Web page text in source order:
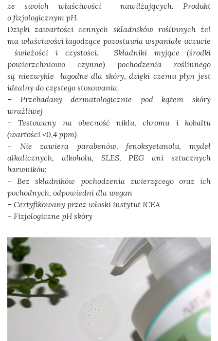
ze swoich właściwości nawilżających. Produkt
o fizjologicznym pH.
Dzięki zawartości cennych składników roślinnych żel
ma właściwości łagodzące pozostawia wspaniałe uczucie
świeżości i czystości. Składniki myjące (środki
powierzchniowo czynne) pochodzenia roślinnego
są niezwykle łagodne dla skóry, dzięki czemu płyn jest
idealny do częstego stosowania.
– Przebadany dermatologicznie pod kątem skóry
wrażliwej
– Testowany na obecność niklu, chromu i kobaltu
(wartości <0,4 ppm)
– Nie zawiera parabenów, fenoksyetanolu, mydeł
alkalicznych, alkoholu, SLES, PEG ani sztucznych
barwników
– Bez składników pochodzenia zwierzęcego oraz ich
pochodnych, odpowiedni dla wegan
– Certyfikowany przez włoski instytut ICEA
– Fizjologiczne pH skóry